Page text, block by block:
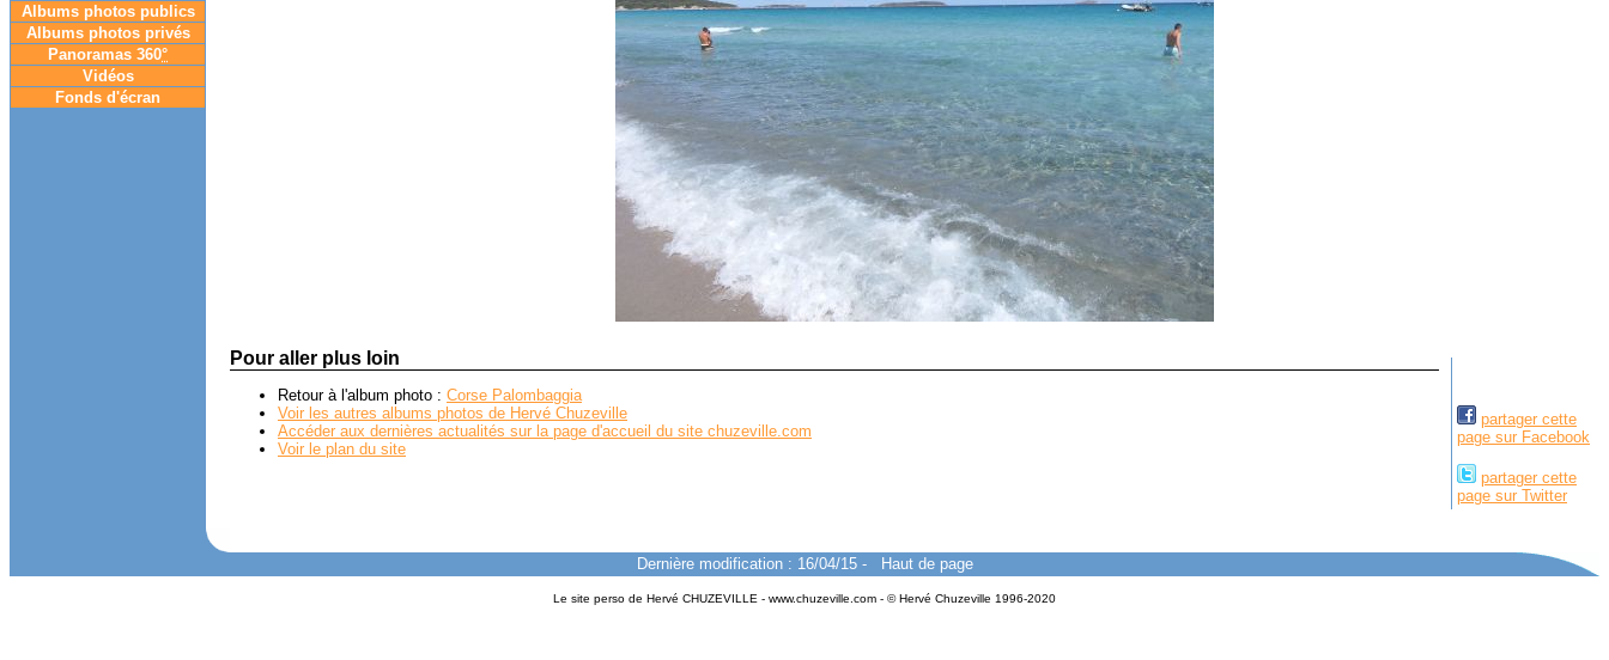
Albums photos publics
Albums photos privés
Panoramas 360°
Vidéos
Fonds d'écran
partager cette
page sur Facebook
partager cette
page sur Twitter
Pour aller plus loin
Retour à l'album photo : Corse Palombaggia
Voir les autres albums photos de Hervé Chuzeville
Accéder aux dernières actualités sur la page d'accueil du site chuzeville.com
Voir le plan du site
Dernière modification : 16/04/15- Haut de page
Le site perso de Hervé CHUZEVILLE - www.chuzeville.com - © Hervé Chuzeville 1996-2020